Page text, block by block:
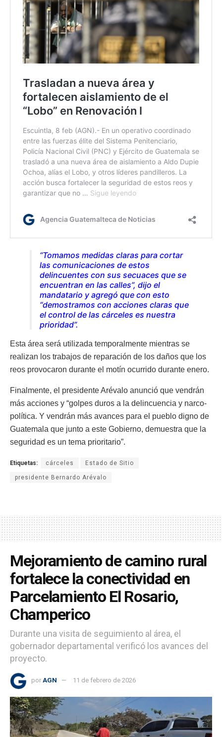
“Tomamos medidas claras para cortar
las comunicaciones de estos
delincuentes con sus secuaces que se
encuentran en las calles”, dijo el
mandatario y agregó que con esto
“demostramos con acciones claras que
el control de las cárceles es nuestra
prioridad”.
Esta área será utilizada temporalmente mientras se
realizan los trabajos de reparación de los daños que los
reos provocaron durante el motín ocurrido durante enero.
Finalmente, el presidente Arévalo anunció que vendrán
más acciones y “golpes duros a la delincuencia y narco-
política. Y vendrán más avances para el pueblo digno de
Guatemala que junto a este Gobierno, demuestra que la
seguridad es un tema prioritario”.
Etiquetas: cárceles Estado de Sitio
presidente Bernardo Arévalo
Mejoramiento de camino rural
fortalece la conectividad en
Parcelamiento El Rosario,
Champerico
Durante una visita de seguimiento al área, el
gobernador departamental verificó los avances del
proyecto.
por AGN 11 de febrero de 2026